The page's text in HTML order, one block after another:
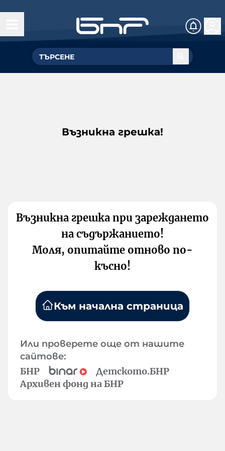
Възникна грешка!
Възникна грешка при зареждането
на съдържанието!
Моля, опитайте отново по-
късно!
Към начална страница
Или проверете още от нашите
сайтове:
БНР
Детското.БНР
Архивен фонд на БНР